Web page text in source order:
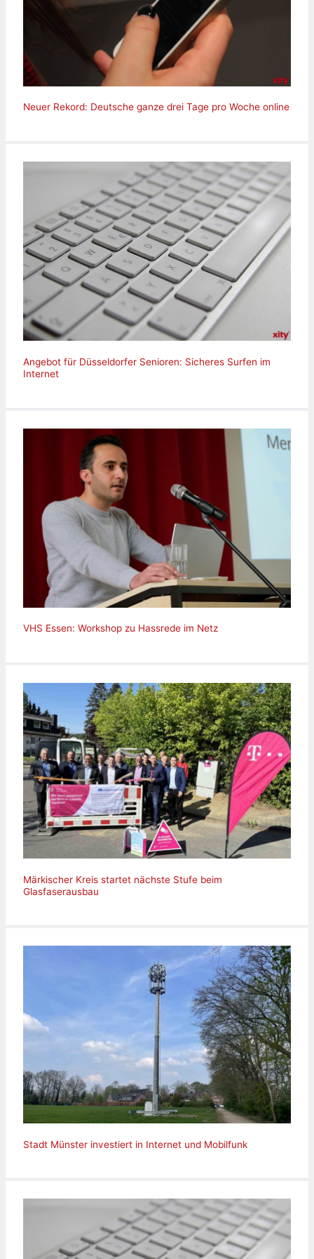
Neuer Rekord: Deutsche ganze drei Tage pro Woche online
Angebot für Düsseldorfer Senioren: Sicheres Surfen im
Internet
VHS Essen: Workshop zu Hassrede im Netz
Märkischer Kreis startet nächste Stufe beim
Glasfaserausbau
Stadt Münster investiert in Internet und Mobilfunk